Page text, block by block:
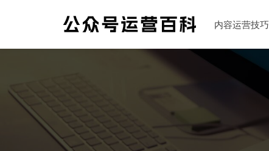
内容运营技巧